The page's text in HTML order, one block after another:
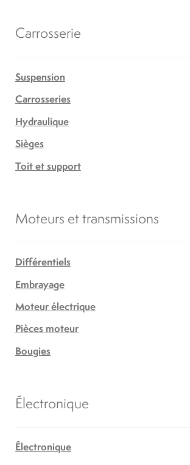
Carrosserie
Suspension
Carrosseries
Hydraulique
Sièges
Toit et support
Moteurs et transmissions
Différentiels
Embrayage
Moteur électrique
Pièces moteur
Bougies
Électronique
Électronique